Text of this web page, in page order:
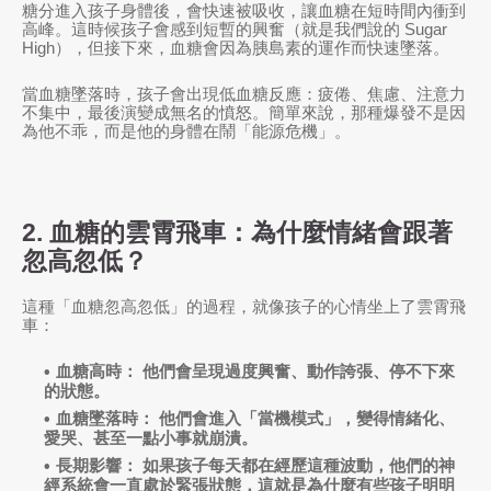
糖分進入孩子身體後，會快速被吸收，讓血糖在短時間內衝到
高峰。這時候孩子會感到短暫的興奮（就是我們說的 Sugar
High），但接下來，血糖會因為胰島素的運作而快速墜落。
當血糖墜落時，孩子會出現低血糖反應：疲倦、焦慮、注意力
不集中，最後演變成無名的憤怒。簡單來說，那種爆發不是因
為他不乖，而是他的身體在鬧「能源危機」。
2. 血糖的雲霄飛車：為什麼情緒會跟著
忽高忽低？
這種「血糖忽高忽低」的過程，就像孩子的心情坐上了雲霄飛
車：
血糖高時： 他們會呈現過度興奮、動作誇張、停不下來
的狀態。
血糖墜落時： 他們會進入「當機模式」，變得情緒化、
愛哭、甚至一點小事就崩潰。
長期影響： 如果孩子每天都在經歷這種波動，他們的神
經系統會一直處於緊張狀態，這就是為什麼有些孩子明明